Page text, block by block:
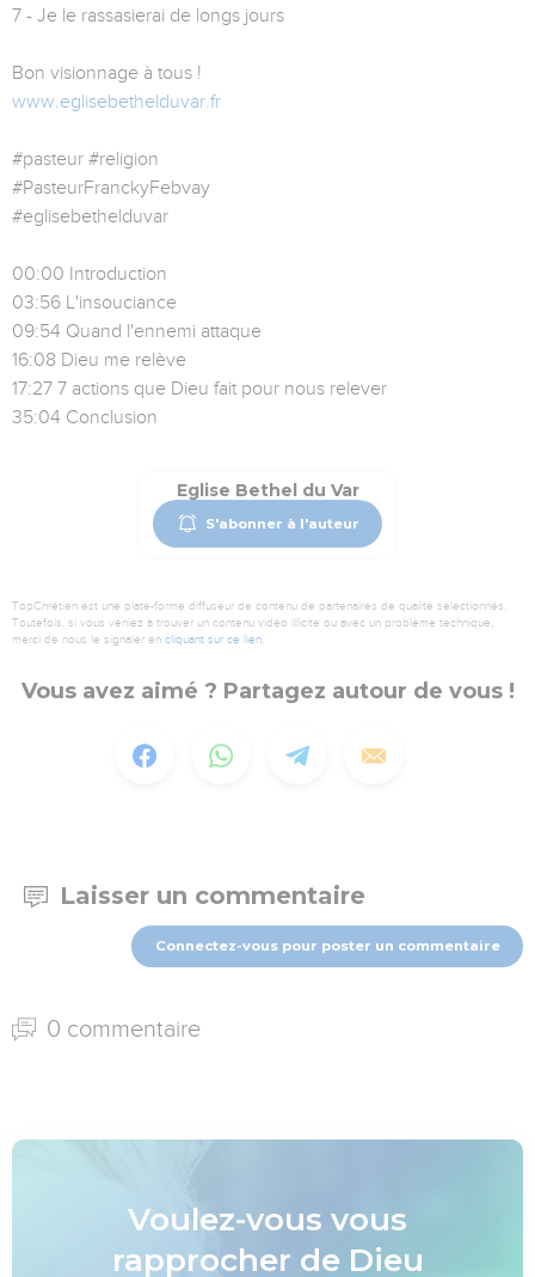
7 - Je le rassasierai de longs jours
Bon visionnage à tous !
www.eglisebethelduvar.fr
#pasteur #religion
#PasteurFranckyFebvay
#eglisebethelduvar
00:00 Introduction
03:56 L'insouciance
09:54 Quand l'ennemi attaque
16:08 Dieu me relève
17:27 7 actions que Dieu fait pour nous relever
35:04 Conclusion
Eglise Bethel du Var
S'abonner à l'auteur
TopChrétien est une plate-forme diffuseur de contenu de partenaires de qualité sélectionnés.
Toutefois, si vous veniez à trouver un contenu vidéo illicite ou avec un problème technique,
merci de nous le signaler en cliquant sur ce lien.
Vous avez aimé ? Partagez autour de vous !
Laisser un commentaire
Connectez-vous pour poster un commentaire
0 commentaire
Voulez-vous vous
rapprocher de Dieu